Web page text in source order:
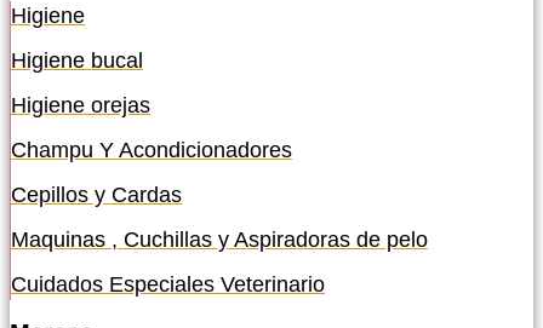
Higiene
Higiene bucal
Higiene orejas
Champu Y Acondicionadores
Cepillos y Cardas
Maquinas , Cuchillas y Aspiradoras de pelo
Cuidados Especiales Veterinario